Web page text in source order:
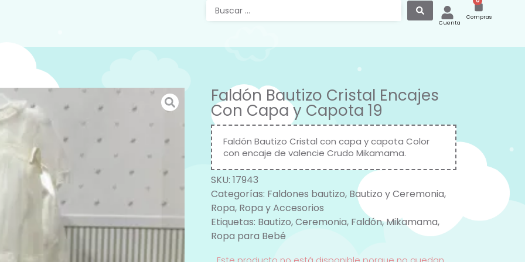
Cuenta
Compras
Faldón Bautizo Cristal Encajes
Con Capa y Capota 19
Faldón Bautizo Cristal con capa y capota Color
con encaje de valencie Crudo Mikamama.
SKU: 17943
Categorías: Faldones bautizo, Bautizo y Ceremonia,
Ropa, Ropa y Accesorios
Etiquetas: Bautizo,Ceremonia, Faldón,Mikamama,
Ropa para Bebé